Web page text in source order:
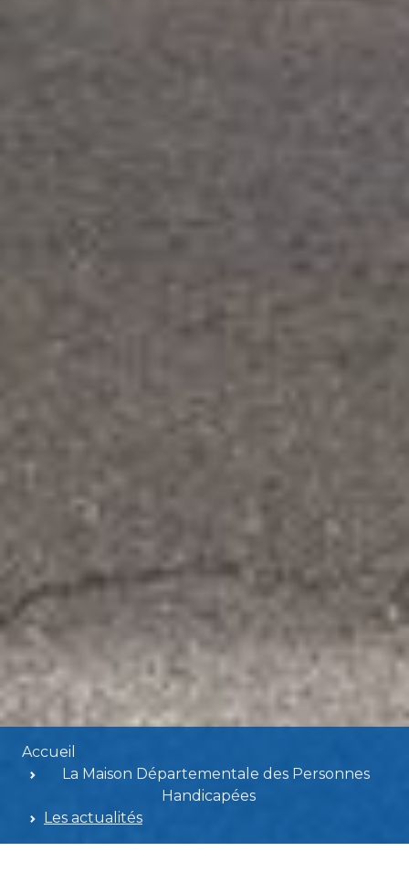
Accueil
La Maison Départementale des Personnes
Handicapées
Les actualités